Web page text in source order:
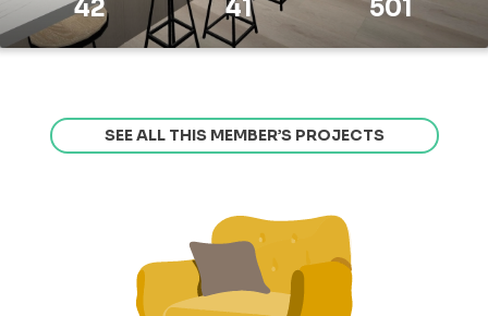
42 41 501
SEE ALL THIS MEMBER’S PROJECTS